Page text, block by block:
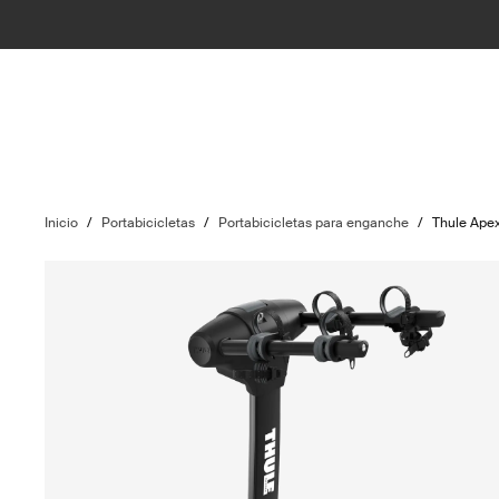
Inicio / Portabicicletas / Portabicicletas para enganche / Thule